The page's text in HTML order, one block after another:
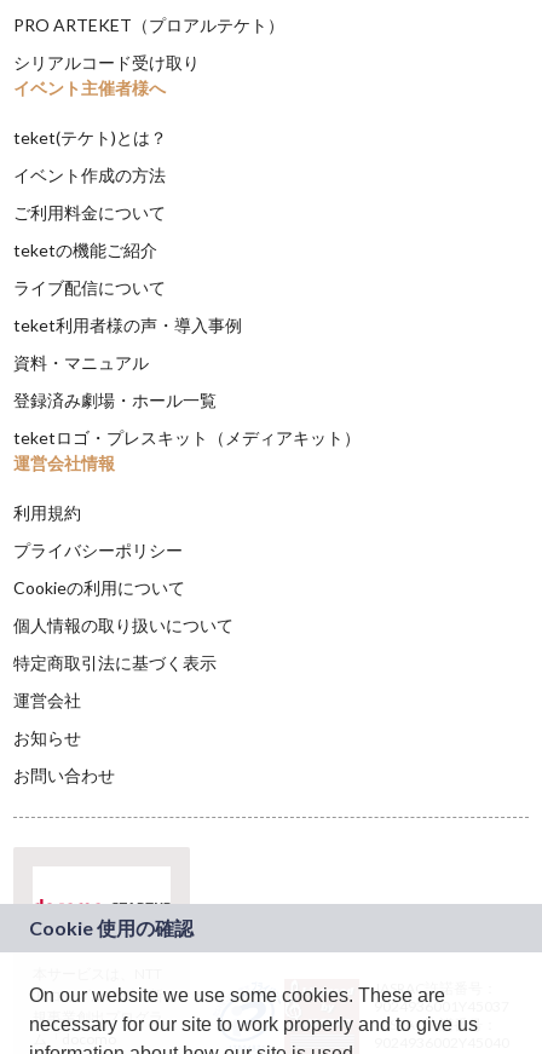
PRO ARTEKET（プロアルテケト）
シリアルコード受け取り
イベント主催者様へ
teket(テケト)とは？
イベント作成の方法
ご利用料金について
teketの機能ご紹介
ライブ配信について
teket利用者様の声・導入事例
資料・マニュアル
登録済み劇場・ホール一覧
teketロゴ・プレスキット（メディアキット）
運営会社情報
利用規約
プライバシーポリシー
Cookieの利用について
個人情報の取り扱いについて
特定商取引法に基づく表示
運営会社
お知らせ
お問い合わせ
ドコモグループの新
規事業創出プログラ
ム「docomo
JASRAC許諾番号：
9024936001Y45037
JASRAC許諾番号：
On our website we use some cookies. These are
necessary for our site to work properly and to give us